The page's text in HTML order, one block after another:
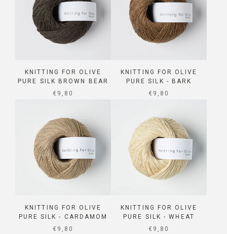
KNITTING FOR OLIVE
PURE SILK BROWN BEAR
SALE PRICE
€9,80
KNITTING FOR OLIVE
PURE SILK - BARK
SALE PRICE
€9,80
KNITTING FOR OLIVE
PURE SILK - CARDAMOM
SALE PRICE
€9,80
KNITTING FOR OLIVE
PURE SILK - WHEAT
SALE PRICE
€9,80